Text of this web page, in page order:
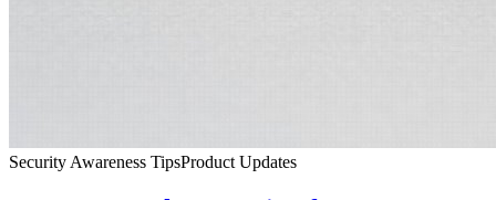
Security Awareness TipsProduct Updates